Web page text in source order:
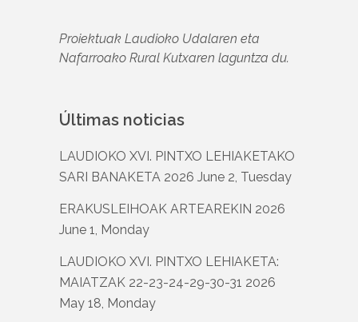
Proiektuak Laudioko Udalaren eta
Nafarroako Rural Kutxaren laguntza du.
Últimas noticias
LAUDIOKO XVI. PINTXO LEHIAKETAKO
SARI BANAKETA 2026 June 2, Tuesday
ERAKUSLEIHOAK ARTEAREKIN 2026
June 1, Monday
LAUDIOKO XVI. PINTXO LEHIAKETA:
MAIATZAK 22-23-24-29-30-31 2026
May 18, Monday